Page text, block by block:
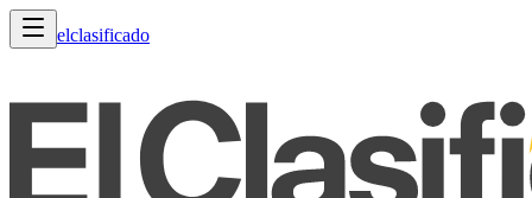
elclasificado